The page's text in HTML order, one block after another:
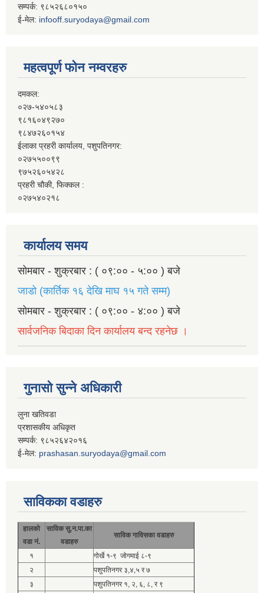
सम्पर्क: ९८५२६८०१५०
ई-मेल: infooff.suryodaya@gmail.com
महत्वपूर्ण फोन नम्वरहरु
दमकल:
०२७-५४०५८३
९८१६०४९२७०
९८४७२६०१५४
ईलाका प्रहरी कार्यालय, पशुपतिनगर:
०२७५५००९९
९७५२६०५४२८
प्रहरी चौकी, फिक्कल :
०२७५४०२१८
कार्यालय समय
सोमबार - शुक्रबार : ( ०९:०० - ५:०० ) बजे
जाडो (कार्तिक १६ देखि माघ १५ गते सम्म)
सोमबार - शुक्रबार : ( ०९:०० - ४:०० ) बजे
सार्वजनिक बिदाका दिन कार्यालय बन्द रहनेछ ।
गुनासो सुन्ने अधिकारी
लुना खतिवडा
प्रशासकीय अधिकृत
सम्पर्क: ९८५२६४२०१६
ई-मेल: prashasan.suryodaya@gmail.com
साविकका वडाहरु
हालको
वडा नं.
साविक सु.न.पा.का
वडाहरु
साविक गाविसका वडाहरु
१
गोर्खे १-९ जोगमाई ८-९
२
पशुपतिनगर ३,४,५ र ७
३
पशुपतिनगर १, २, ६, ८, र ९